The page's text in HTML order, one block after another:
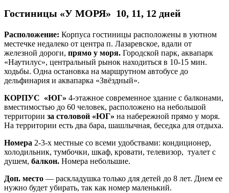
Гостиницы «У МОРЯ» 10, 11, 12 дней
Расположение: Корпуса гостиницы расположены в уютном
местечке недалеко от центра п. Лазаревское, вдали от
железной дороги, прямо у моря. Городской парк, аквапарк
«Наутилус», центральный рынок находиться в 10-15 мин.
ходьбы. Одна остановка на маршрутном автобусе до
дельфинария и аквапарка «Звёздный».
КОРПУС «ЮГ» 4-этажное современное здание с балконами,
вместимостью до 60 человек, расположено на небольшой
территории за столовой «ЮГ» на набережной прямо у моря.
На территории есть два бара, шашлычная, беседка для отдыха.
Номера 2-3-х местные со всеми удобствами: кондиционер,
холодильник, тумбочки, шкаф, кровати, телевизор, туалет с
душем, балкон. Номера небольшие.
Доп. место — раскладушка только для детей до 8 лет. Днем ее
нужно будет убирать, так как номер маленький.